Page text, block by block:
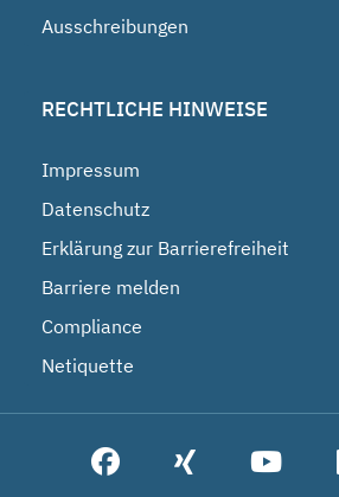
Ausschreibungen
RECHTLICHE HINWEISE
Impressum
Datenschutz
Erklärung zur Barrierefreiheit
Barriere melden
Compliance
Netiquette